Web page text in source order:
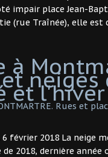
impair place Jean-
(rue Traînée), elle est
à
et Rues et
février 2018 La neige
2018, dernière